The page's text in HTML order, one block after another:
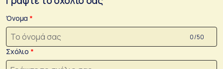
Όνομα
0 /50
Σχόλιο